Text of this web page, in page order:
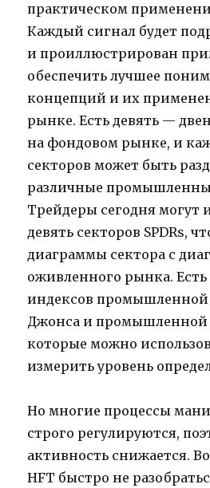
практическом
Каждый сигнал будет
и проиллюстрирован
обеспечить лучшее
концепций и их
рынке. Есть девять —
на фондовом рынке, и
секторов может быть
различные
Трейдеры сегодня могут
девять секторов SPDRs,
диаграммы сектора с
оживленного рынка. Есть
индексов промышленной
Джонса и промышленной
которые можно
измерить уровень
Но многие процессы
строго регулируются,
активность снижается.
HFT быстро не